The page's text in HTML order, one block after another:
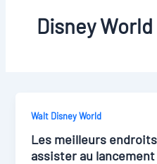
Disney World
Walt Disney World
Les meilleurs
assister au lancement